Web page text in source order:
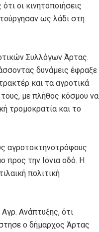
οι κινητοποιήσεις
ως λάδι στη
Συλλόγων Άρτας.
δυνάμεις έφραξε
και τα αγροτικά
με πλήθος κόσμου να
τρομοκρατία και το
αγροτοκτηνοτρόφους
προς την Ιόνια οδό. Η
πολιτική
Ανάπτυξης, ότι
ο δήμαρχος Άρτας